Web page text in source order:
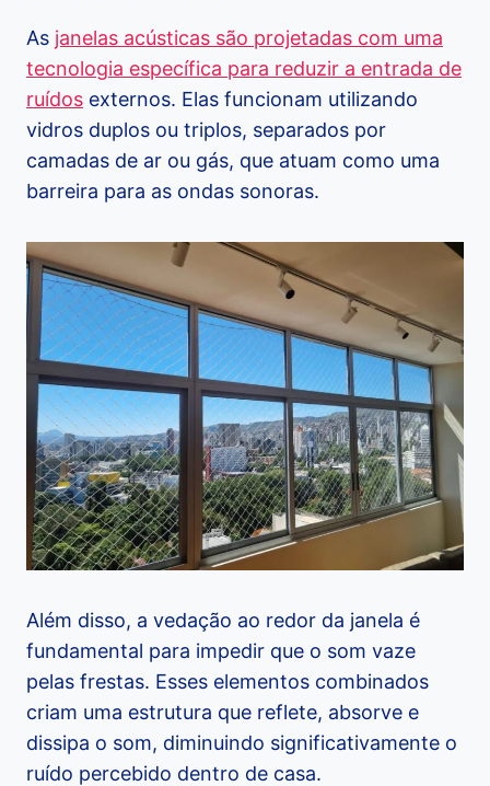
As janelas acústicas são projetadas com uma
tecnologia específica para reduzir a entrada de
ruídos externos. Elas funcionam utilizando
vidros duplos ou triplos, separados por
camadas de ar ou gás, que atuam como uma
barreira para as ondas sonoras.
Além disso, a vedação ao redor da janela é
fundamental para impedir que o som vaze
pelas frestas. Esses elementos combinados
criam uma estrutura que reflete, absorve e
dissipa o som, diminuindo significativamente o
ruído percebido dentro de casa.